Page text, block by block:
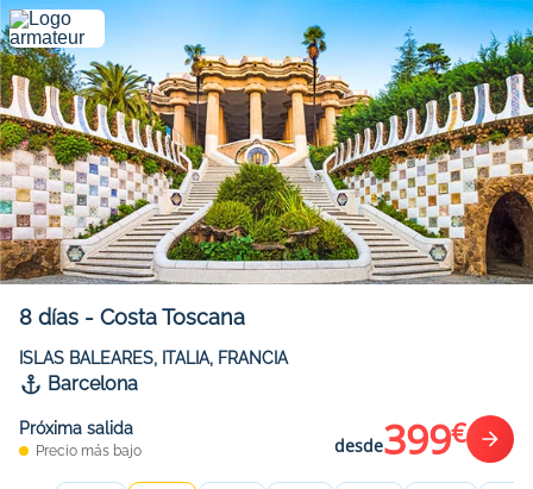
8 días - Costa Toscana
ISLAS BALEARES, ITALIA, FRANCIA
Barcelona
Próxima salida
Precio más bajo desde399€